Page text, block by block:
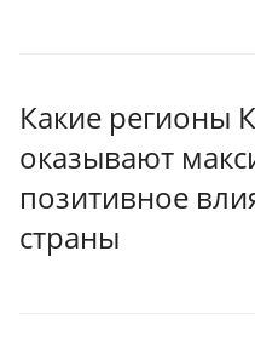
Какие регионы
оказывают
позитивное
страны